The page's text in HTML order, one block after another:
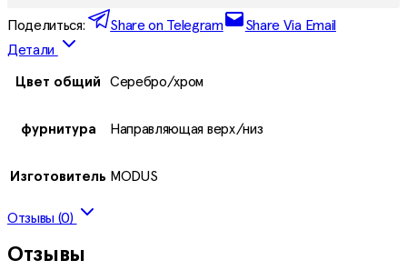
Поделиться: Share on Telegram
Share Via Email
Детали
Цвет общий Серебро/хром
фурнитура Направляющая верх/низ
Изготовитель MODUS
Отзывы (0)
Отзывы